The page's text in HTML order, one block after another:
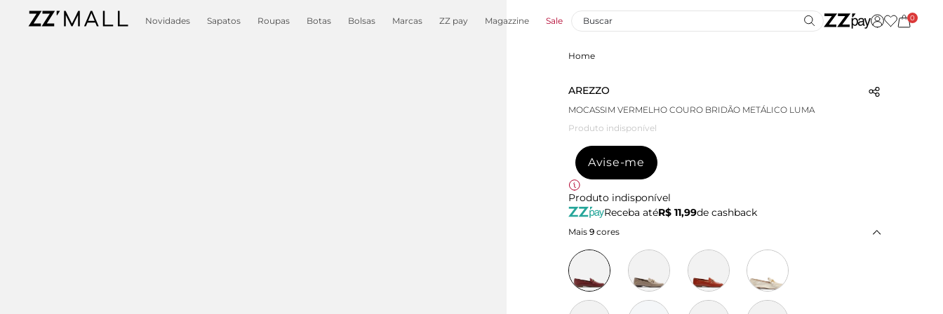
Novidades Sapatos Roupas Botas Bolsas Marcas ZZ pay Magazzine Sale 0
Home
AREZZO
MOCASSIM VERMELHO COURO BRIDÃO METÁLICO LUMA
Produto indisponível
Avise-me
Produto indisponível
Receba atéR$ 11,99de cashback
Mais 9 cores